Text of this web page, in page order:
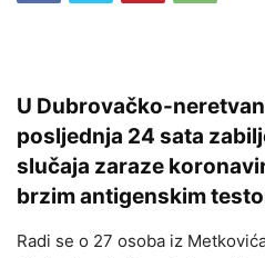
U Dubrovačko-
posljednja 24 sata
slučaja zaraze
brzim antigenskim
Radi se o 27 osoba iz